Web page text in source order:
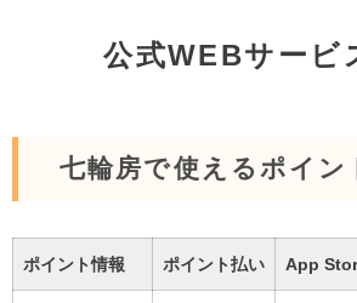
公式WEBサービ
七輪房で使えるポイン
ポイント情報 ポイント払い App